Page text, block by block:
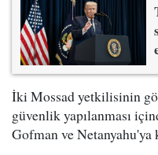
İki Mossad yetkilisinin
güvenlik yapılanması
Gofman ve Netanyahu'ya